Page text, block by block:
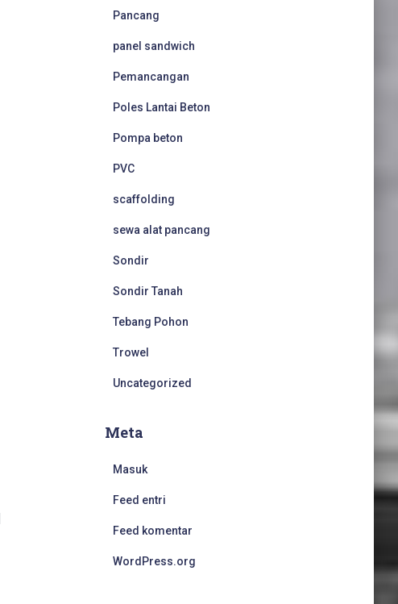
Pancang
panel sandwich
Pemancangan
Poles Lantai Beton
Pompa beton
PVC
scaffolding
sewa alat pancang
Sondir
Sondir Tanah
Tebang Pohon
Trowel
Uncategorized
Meta
Masuk
Feed entri
Feed komentar
WordPress.org